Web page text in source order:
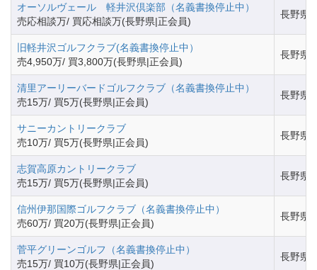
オーソルヴェール 軽井沢倶楽部（名義書換停止中）
売応相談万/ 買応相談万(長野県|正会員)
長野県
旧軽井沢ゴルフクラブ(名義書換停止中）
売4,950万/ 買3,800万(長野県|正会員)
長野県
清里アーリーバードゴルフクラブ（名義書換停止中）
売15万/ 買5万(長野県|正会員)
長野県
サニーカントリークラブ
売10万/ 買5万(長野県|正会員)
長野県
志賀高原カントリークラブ
売15万/ 買5万(長野県|正会員)
長野県
信州伊那国際ゴルフクラブ（名義書換停止中）
売60万/ 買20万(長野県|正会員)
長野県
菅平グリーンゴルフ（名義書換停止中）
売15万/ 買10万(長野県|正会員)
長野県